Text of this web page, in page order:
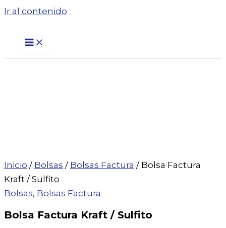
Ir al contenido
Inicio / Bolsas / Bolsas Factura / Bolsa Factura
Kraft / Sulfito
Bolsas, Bolsas Factura
Bolsa Factura Kraft / Sulfito